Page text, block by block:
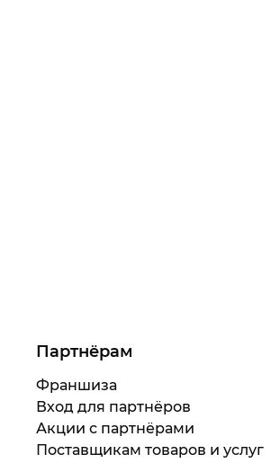
Партнёрам
Франшиза
Вход для партнёров
Акции с партнёрами
Поставщикам товаров и услуг